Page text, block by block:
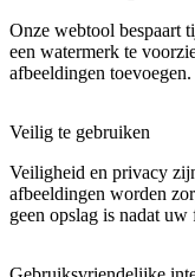
Onze webtool bespaart
een watermerk te
afbeeldingen
Veilig te gebruiken
Veiligheid en privacy
afbeeldingen worden
geen opslag is nadat